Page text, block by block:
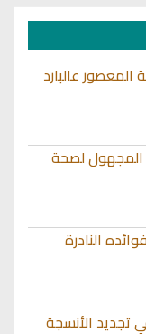
المعصور عالبارد
المجهول لصحة
النادرة
تجديد الأنسجة